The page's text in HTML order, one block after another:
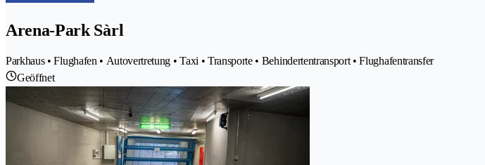
Arena-Park Sàrl
Parkhaus • Flughafen • Autovertretung • Taxi • Transporte • Behindertentransport • Flughafentransfer
Geöffnet